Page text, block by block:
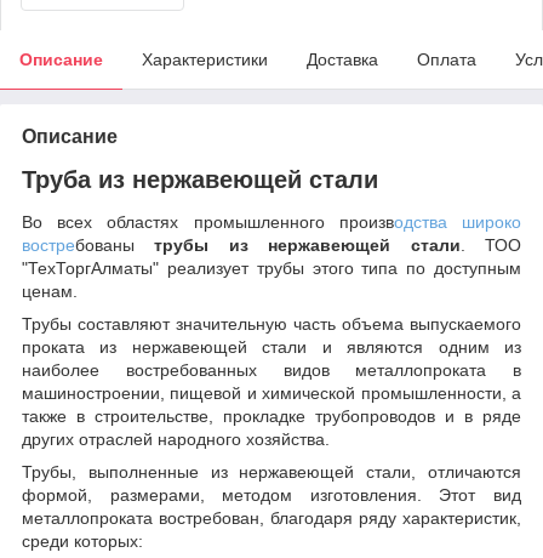
Описание Характеристики Доставка Оплата
Описание
Труба из нержавеющей стали
Во всех областях промышленного производства широко
востребованытрубы из нержавеющей стали. ТОО
"ТехТоргАлматы" реализует трубы этого типа по доступным
ценам.
Трубы составляют значительную часть объема выпускаемого
проката из нержавеющей стали и являются одним из
наиболее востребованных видов металлопроката в
машиностроении, пищевой и химической промышленности, а
также в строительстве, прокладке трубопроводов и в ряде
других отраслей народного хозяйства.
Трубы, выполненные из нержавеющей стали, отличаются
формой, размерами, методом изготовления. Этот вид
металлопроката востребован, благодаря ряду характеристик,
среди которых: